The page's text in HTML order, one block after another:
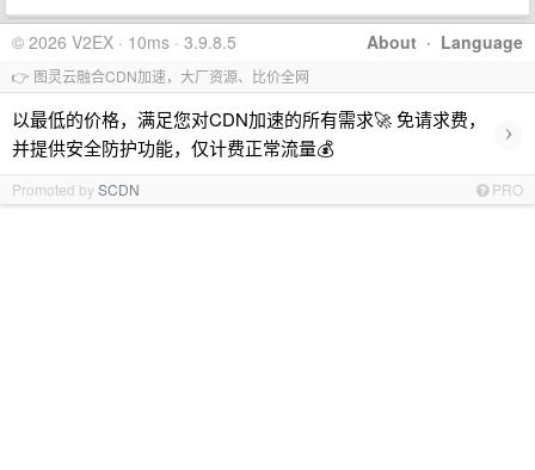
About · Language
© 2026 V2EX · 10ms · 3.9.8.5
👉 图灵云融合CDN加速，大厂资源、比价全网
以最低的价格，满足您对CDN加速的所有需求🚀 免请求费，
并提供安全防护功能，仅计费正常流量💰
›
Promoted bySCDN PRO